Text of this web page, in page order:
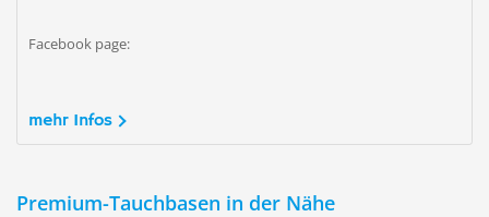
Facebook page:
mehr Infos
Premium-Tauchbasen in der Nähe